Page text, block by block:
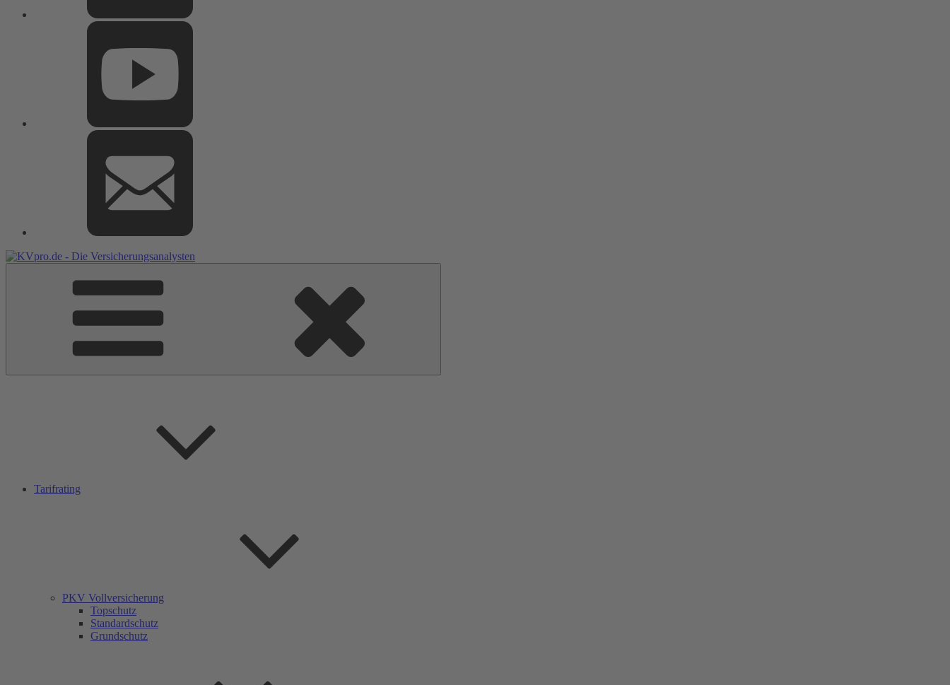
Tarifrating
PKV Vollversicherung
Topschutz
Standardschutz
Grundschutz